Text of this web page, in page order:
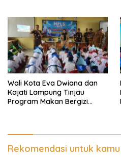
Masyarakat
Wali Kota Eva Dwiana dan
Kajati Lampung Tinjau
Program Makan Bergizi
Rekomendasi untuk kamu